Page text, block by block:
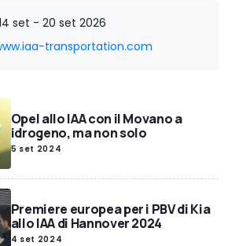
set - 20 set 2026
transportation.com
Opel allo IAA con il Movano a
idrogeno, ma non solo
5 set 2024
Premiere europea per i PBV di Kia
allo IAA di Hannover 2024
4 set 2024